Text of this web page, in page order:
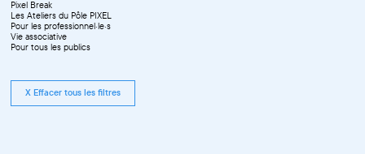
Pixel Break
Les Ateliers du Pôle PIXEL
Pour les professionnel·le·s
Vie associative
Pour tous les publics
X Effacer tous les filtres